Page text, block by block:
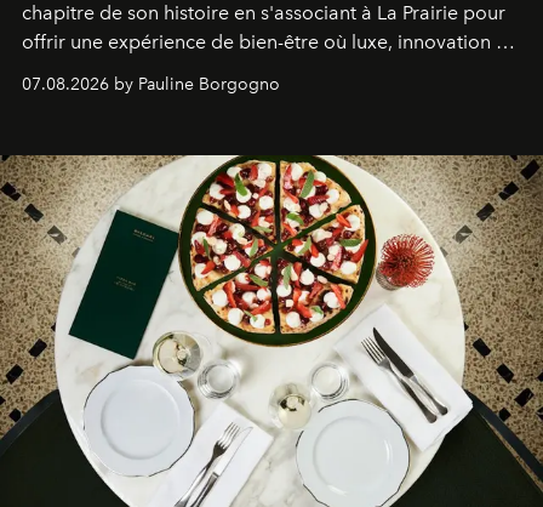
chapitre de son histoire en s'associant à La Prairie pour
offrir une expérience de bien-être où luxe, innovation et
expertise se rencontrent.
07.08.2026 by Pauline Borgogno